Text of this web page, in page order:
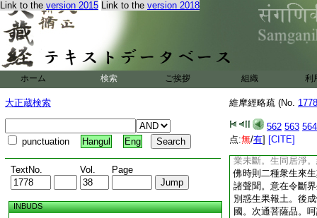
Link to the version 2015 Link to the version 2018
ホーム 検索 ご挨拶 組織 利
大正蔵検索
punctuation Hangul Eng
TextNo. Vol. Page
INBUDS
維摩經略疏 (No.
562 563 564
点:無/有] [CITE]
八用佛國義釋此經
正説。三釋流通。
正表欲説佛國。故
微蓋。於中現我三
於欲説佛國。二通
内三出室。一通室
説佛國因果。如來
土。令諸衆生得大
得小乘益。若迷佛
玄旨也。次通方便
兩觀。勸求佛果正
業未斷。生同居淨
佛時則二種衆生來
諸聲聞。意在令斷
別惑生果報土。後
國。次通菩薩品。